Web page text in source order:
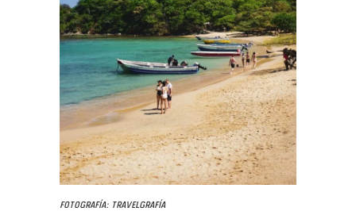
Fotografía: Travelgrafía